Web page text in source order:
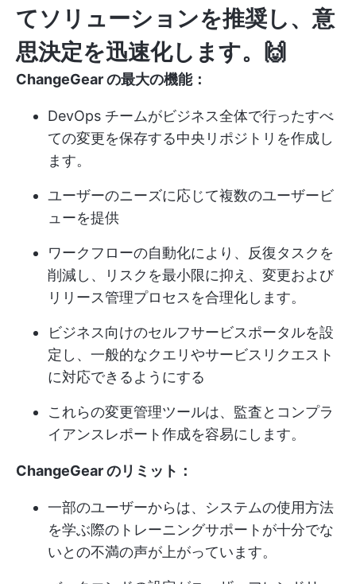
てソリューションを推奨し、意
思決定を迅速化します。🙌
ChangeGear の最大の機能：
DevOps チームがビジネス全体で行ったすべ
ての変更を保存する中央リポジトリを作成し
ます。
ユーザーのニーズに応じて複数のユーザービ
ューを提供
ワークフローの自動化により、反復タスクを
削減し、リスクを最小限に抑え、変更および
リリース管理プロセスを合理化します。
ビジネス向けのセルフサービスポータルを設
定し、一般的なクエリやサービスリクエスト
に対応できるようにする
これらの変更管理ツールは、監査とコンプラ
イアンスレポート作成を容易にします。
ChangeGear のリミット：
一部のユーザーからは、システムの使用方法
を学ぶ際のトレーニングサポートが十分でな
いとの不満の声が上がっています。